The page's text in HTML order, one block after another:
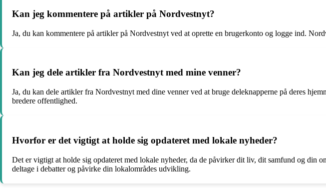
Kan jeg kommentere på artikler på Nordvestnyt?
Ja, du kan kommentere på artikler på Nordvestnyt ved at oprette en brugerkonto og logge ind.
Kan jeg dele artikler fra Nordvestnyt med mine venner?
Ja, du kan dele artikler fra Nordvestnyt med dine venner ved at bruge deleknapperne på deres
bredere offentlighed.
Hvorfor er det vigtigt at holde sig opdateret med lokale nyheder?
Det er vigtigt at holde sig opdateret med lokale nyheder, da de påvirker dit liv, dit samfund og
deltage i debatter og påvirke din lokalområdes udvikling.